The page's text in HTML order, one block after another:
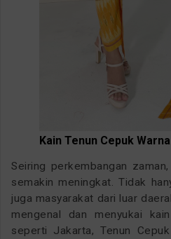
Kain Tenun Cepuk
Seiring perkembangan
semakin meningkat. Tidak
juga masyarakat dari luar
mengenal dan menyukai
seperti Jakarta, Tenun